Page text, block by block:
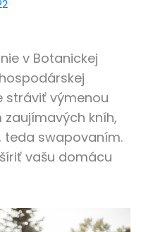
v Botanickej
stráviť výmenou
kníh,
teda swapovaním.
vašu domácu